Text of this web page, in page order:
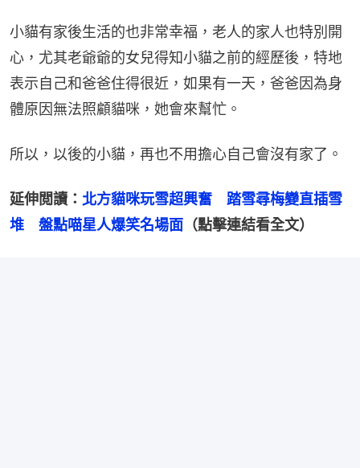
小貓有家後生活的也非常幸福，老人的家人也特別開
心，尤其老爺爺的女兒得知小貓之前的經歷後，特地
表示自己和爸爸住得很近，如果有一天，爸爸因為身
體原因無法照顧貓咪，她會來幫忙。
所以，以後的小貓，再也不用擔心自己會沒有家了。
延伸閲讀： 北方貓咪玩雪超興奮　踏雪尋梅變直插雪
堆　盤點喵星人爆笑名場面 （點擊連結看全文）